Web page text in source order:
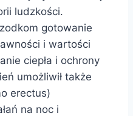
ludzkości.
gotowanie
i wartości
ciepła i ochrony
umożliwił także
erectus)
na noc i